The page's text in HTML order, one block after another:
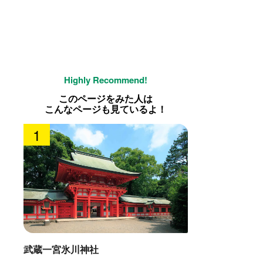
このページをみた人は
こんなページも見ているよ！
武蔵一宮氷川神社
1